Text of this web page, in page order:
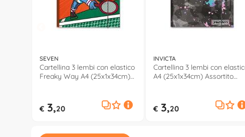
SEVEN
Cartellina 3 lembi con elastico
Freaky Way A4 (25x1x34cm)
€ 3,20
INVICTA
Cartellina 3 lembi con
A4 (25x1x34cm) Assortito
€ 3,20